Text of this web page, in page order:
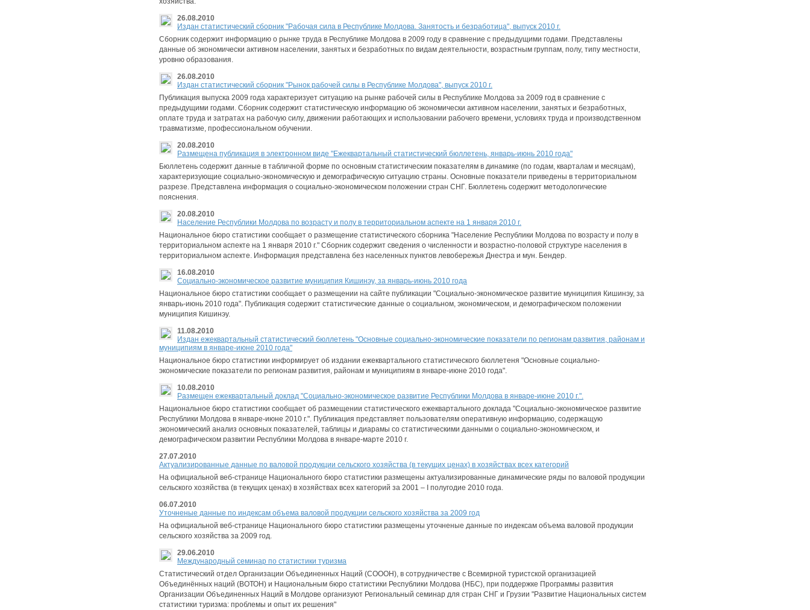
26.08.2010
Издан статистический сборник "Рабочая сила в Республике Молдова. Занятость и безработица", выпуск 2010 г.
Сборник содержит информацию о рынке труда в Республике Молдова в 2009 году в сравнение с предыдущими годами. Представлены
данные об экономически активном населении, занятых и безработных по видам деятельности, возрастным группам, полу, типу местности,
уровню образования.
26.08.2010
Издан статистический сборник "Рынок рабочей силы в Республике Молдова", выпуск 2010 г.
Публикация выпуска 2009 года характеризует ситуацию на рынке рабочей силы в Республике Молдова за 2009 год в сравнение с
предыдущими годами. Сборник содержит статистическую информацию об экономически активном населении, занятых и безработных,
оплате труда и затратах на рабочую силу, движении работающих и использовании рабочего времени, условиях труда и производственном
травматизме, профессиональном обучении.
20.08.2010
Размещена публикация в электронном виде "Ежеквартальный статистический бюллетень, январь-июнь 2010 года"
Бюллетень содержит данные в табличной форме по основным статистическим показателям в динамике (по годам, кварталам и месяцам),
характеризующие социально-экономическую и демографическую ситуацию страны. Основные показатели приведены в территориальном
разрезе. Представлена информация о социально-экономическом положении стран СНГ. Бюллетень содержит методологические
пояснения.
20.08.2010
Население Республики Молдова по возрасту и полу в территориальном аспекте на 1 января 2010 г.
Национальное бюро статистики сообщает о размещение статистического сборника "Население Республики Молдова по возрасту и полу в
территориальном аспекте на 1 января 2010 г." Сборник содержит сведения о численности и возрастно-половой структуре населения в
территориальном аспекте. Информация представлена без населенных пунктов левобережья Днестра и мун. Бендер.
16.08.2010
Социально-экономическое развитие муниципия Кишинэу, за январь-июнь 2010 года
Национальное бюро статистики сообщает о размещении на сайте публикации "Социально-экономическое развитие муниципия Кишинэу, за
январь-июнь 2010 года". Публикация содержит статистические данные о социальном, экономическом, и демографическом положении
муниципия Кишинэу.
11.08.2010
Издан ежеквартальный статистический бюллетень "Основные социально-экономические показатели по регионам развития, районам и
муниципиям в январе-июне 2010 года"
Национальное бюро статистики информирует об издании ежеквартального статистического бюллетеня "Основные социально-
экономические показатели по регионам развития, районам и муниципиям в январе-июне 2010 года".
10.08.2010
Размещен ежеквартальный доклад "Социально-экономическое развитие Республики Молдова в январе-июне 2010 г.".
Национальное бюро статистики сообщает об размещении статистического ежеквартального доклада "Социально-экономическое развитие
Республики Молдова в январе-июне 2010 г.". Публикация представляет пользователям оперативную информацию, содержащую
экономический анализ основных показателей, таблицы и диарамы со статистическими данными о социально-экономическом, и
демографическом развитии Республики Молдова в январе-марте 2010 г.
27.07.2010
Aктуализированные данные по валовой продукции сельского хозяйства (в текущих ценах) в хозяйствах всех категорий
На официальной веб-странице Национального бюро статистики размещены актуализированные динамические ряды по валовой продукции
сельского хозяйства (в текущих ценах) в хозяйствах всех категорий за 2001 – I полугодие 2010 года.
06.07.2010
Уточненые данные по индексам объема валовой продукции сельского хозяйства за 2009 год
На официальной веб-странице Национального бюро статистики размещены уточненые данные по индексам объема валовой продукции
сельского хозяйства за 2009 год.
29.06.2010
Международный семинар по статистики туризма
Статистический отдел Организации Объединенных Наций (СОООН), в сотрудничестве с Всемирной туристской организацией
Объединённых наций (ВОТОН) и Национальным бюро статистики Республики Молдова (НБС), при поддержке Программы развития
Организации Объединенных Наций в Молдове организуют Региональный семинар для стран СНГ и Грузии "Развитие Национальных систем
статистики туризма: проблемы и опыт их решения"